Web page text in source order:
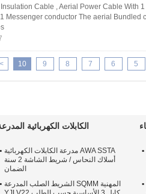
Cable , Aerial Power Cable With
Messenger conductor The aerial Bundled
5
6
7
8
9
10
الكابلات الكهربائية
AWA SSTA مدرعة الكابلات الكهربائية
أسلاك النحاس / شريط الشاشة 2 سنة
الضمان
المهنية SQMM الشريط الصلب المدرعة